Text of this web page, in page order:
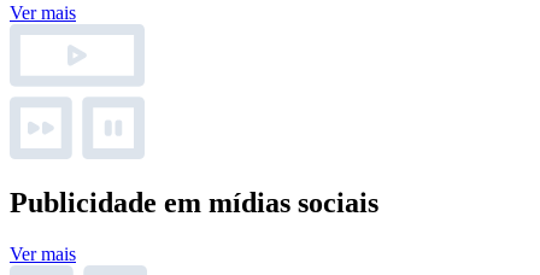
Ver mais
Publicidade em mídias sociais
Ver mais